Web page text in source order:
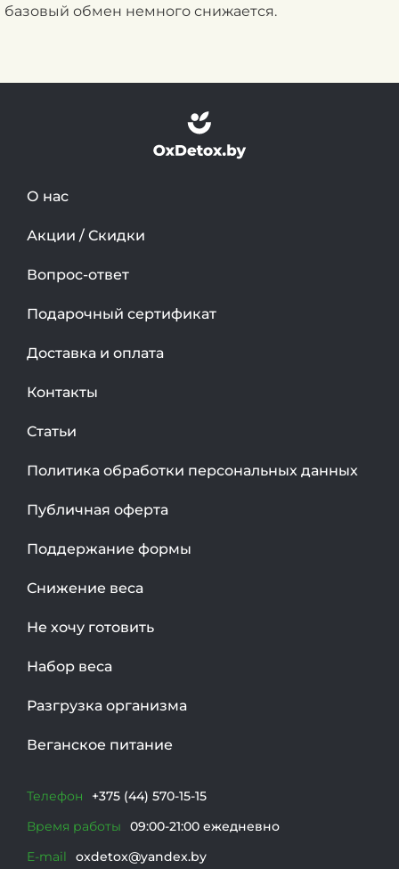
базовый обмен немного снижается.
Телефон
+375 (44) 570-15-15
Время работы
09:00-21:00 ежедневно
E-mail
oxdetox@yandex.by
О нас
Акции / Скидки
Вопрос-ответ
Подарочный сертификат
Доставка и оплата
Контакты
Статьи
Политика обработки персональных данных
Публичная оферта
Поддержание формы
Снижение веса
Не хочу готовить
Набор веса
Разгрузка организма
Веганское питание